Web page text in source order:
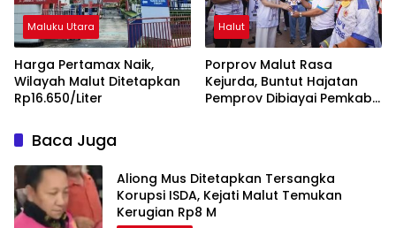
Maluku Utara
Harga Pertamax Naik,
Wilayah Malut Ditetapkan
Rp16.650/Liter
Halut
Porprov Malut Rasa
Kejurda, Buntut Hajatan
Pemprov Dibiayai Pemkab
Baca Juga
Aliong Mus Ditetapkan Tersangka
Korupsi ISDA, Kejati Malut Temukan
Kerugian Rp8 M